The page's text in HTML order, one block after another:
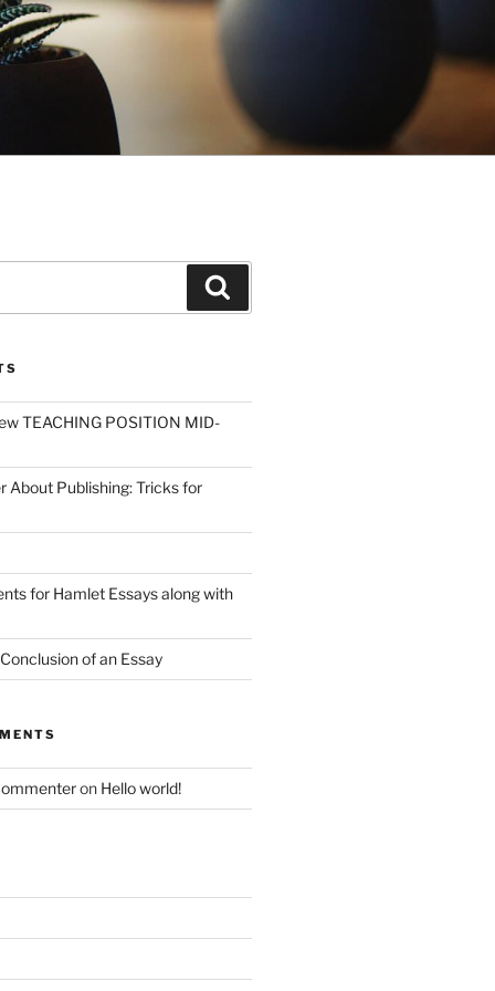
TEACHING POSITION MID-
About Publishing: Tricks for
for Hamlet Essays along with
of an Essay
on Hello world!